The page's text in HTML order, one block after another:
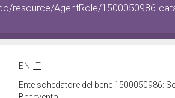
resource/AgentRole/1500050986-
EN
IT
Ente schedatore del bene 1500050986: